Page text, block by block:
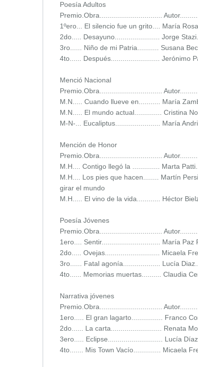
Poesía Adultos
Premio.Obra................................
1ºero... El silencio fue un grito.... María
2do..... Desayuno....................... Jorge
3ro...... Niño de mi Patria........... Susana
4to...... Después......................... Jerónimo
Menció Nacional
Premio.Obra................................
M.N..... Cuando llueve en........... María
M.N..... El mundo actual.............. Cristina
M-N-... Eucaliptus....................... María
Mención de Honor
Premio.Obra................................
M.H.... Contigo llegó la .............. Marta
M.H.... Los pies que hacen........ Martín
girar el mundo
M.H..... El vino de la vida............ Héctor
Poesía Jóvenes
Premio.Obra................................
1ero.... Sentir.............................. María Paz
2do..... Ovejas............................ Micaela
3ro...... Fatal agonía................... Lucía
4to...... Memorias muertas.......... Claudia
Narrativa jóvenes
Premio.Obra................................
1ero..... El gran lagarto................ Franco
2do...... La carta.......................... Renata
3ero..... Eclipse............................ Lucía
4to....... Mis Town Vacío.............. Micaela